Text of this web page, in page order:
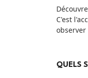
C'est
observer
QUELS